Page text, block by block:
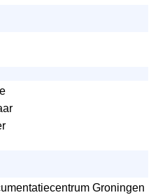
Groningen